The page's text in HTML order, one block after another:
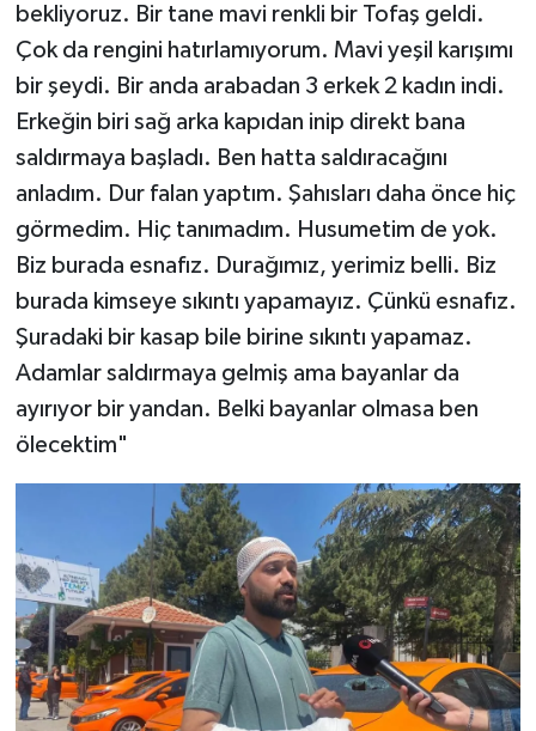
bekliyoruz. Bir tane mavi renkli bir Tofaş geldi.
Çok da rengini hatırlamıyorum. Mavi yeşil karışımı
bir şeydi. Bir anda arabadan 3 erkek 2 kadın indi.
Erkeğin biri sağ arka kapıdan inip direkt bana
saldırmaya başladı. Ben hatta saldıracağını
anladım. Dur falan yaptım. Şahısları daha önce hiç
görmedim. Hiç tanımadım. Husumetim de yok.
Biz burada esnafız. Durağımız, yerimiz belli. Biz
burada kimseye sıkıntı yapamayız. Çünkü esnafız.
Şuradaki bir kasap bile birine sıkıntı yapamaz.
Adamlar saldırmaya gelmiş ama bayanlar da
ayırıyor bir yandan. Belki bayanlar olmasa ben
ölecektim"